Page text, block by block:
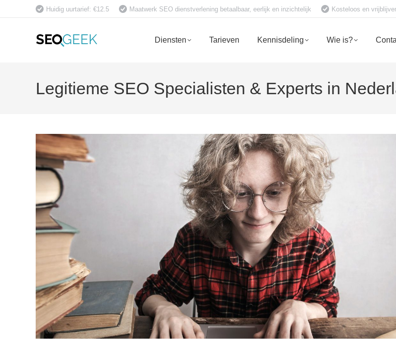
Huidig uurtarief: €12.5 Maatwerk SEO dienstverlening betaalbaar, eerlijk en inzichtelijk Kosteloos en
Diensten Tarieven Kennisdeling Wie is?
Legitieme SEO Specialisten & Experts in